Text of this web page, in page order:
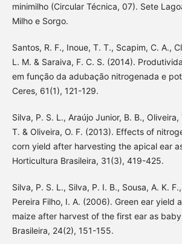
minimilho (Circular Técnica, 07). Sete
Milho e Sorgo.
Santos, R. F., Inoue, T. T., Scapim, C. A.,
L. M. & Saraiva, F. C. S. (2014).
em função da adubação nitrogenada e
Ceres, 61(1), 121-129.
Silva, P. S. L., Araújo Junior, B. B., Oliveira,
T. & Oliveira, O. F. (2013). Effects of
corn yield after harvesting the apical ear
Horticultura Brasileira, 31(3), 419-425.
Silva, P. S. L., Silva, P. I. B., Sousa, A. K.
Pereira Filho, I. A. (2006). Green ear yield
maize after harvest of the first ear as
Brasileira, 24(2), 151-155.